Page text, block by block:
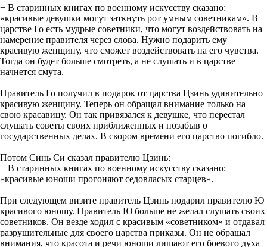
− В старинных книгах по военному искусству сказано:
«красивые девушки могут заткнуть рот умным советникам». В
царстве Го есть мудрые советники, что могут воздействовать на
намерение правителя через слова. Нужно подарить ему
красивую женщину, что сможет воздействовать на его чувства.
Тогда он будет больше смотреть, а не слушать и в царстве
начнется смута.
Правитель Го получил в подарок от царства Цзинь удивительно
красивую женщину. Теперь он обращал внимание только на
свою красавицу. Он так привязался к девушке, что перестал
слушать советы своих приближенных и позабыв о
государственных делах. В скором времени его царство погибло.
Потом Синь Си сказал правителю Цзинь:
− В старинных книгах по военному искусству сказано:
«красивые юноши прогоняют седовласых старцев».
При следующем визите правитель Цзинь подарил правителю Ю
красивого юношу. Правитель Ю больше не желал слушать своих
советников. Он везде ходил с красивым «советником» и отдавал
разрушительные для своего царства приказы. Он не обращал
внимания, что красота и речи юноши лишают его боевого духа